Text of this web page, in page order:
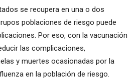
se recupera en una o dos
poblaciones de riesgo puede
Por eso, con la vacunación
las complicaciones,
y muertes ocasionadas por la
en la población de riesgo.